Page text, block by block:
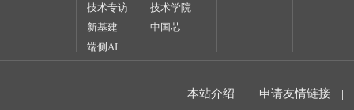
技术专访
技术学院
新基建
中国芯
端侧AI
本站介绍 | 申请友情链接 |